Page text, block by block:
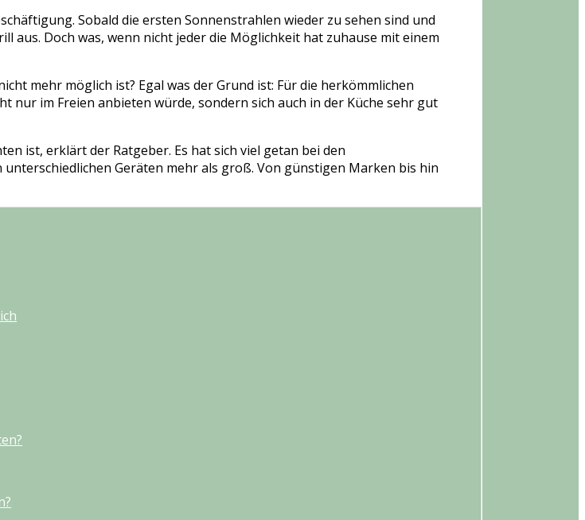
Sobald die ersten Sonnenstrahlen wieder zu sehen sind und
aus. Doch was, wenn nicht jeder die Möglichkeit hat zuhause mit einem
mehr möglich ist? Egal was der Grund ist: Für die herkömmlichen
nur im Freien anbieten würde, sondern sich auch in der Küche sehr gut
ist, erklärt der Ratgeber. Es hat sich viel getan bei den
Geräten mehr als groß. Von günstigen Marken bis hin